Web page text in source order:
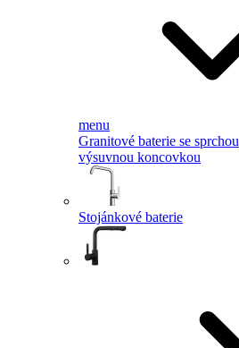
menu
Granitové baterie se sprchou
výsuvnou koncovkou
Stojánkové baterie